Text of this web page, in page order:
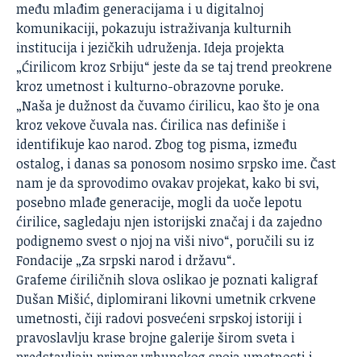
među mlađim generacijama i u digitalnoj
komunikaciji, pokazuju istraživanja kulturnih
institucija i jezičkih udruženja. Ideja projekta
„Ćirilicom kroz Srbiju“ jeste da se taj trend preokrene
kroz umetnost i kulturno-obrazovne poruke.
„Naša je dužnost da čuvamo ćirilicu, kao što je ona
kroz vekove čuvala nas. Ćirilica nas definiše i
identifikuje kao narod. Zbog tog pisma, između
ostalog, i danas sa ponosom nosimo srpsko ime. Čast
nam je da sprovodimo ovakav projekat, kako bi svi,
posebno mlađe generacije, mogli da uoče lepotu
ćirilice, sagledaju njen istorijski značaj i da zajedno
podignemo svest o njoj na viši nivo“, poručili su iz
Fondacije „Za srpski narod i državu“.
Grafeme ćiriličnih slova oslikao je poznati kaligraf
Dušan Mišić, diplomirani likovni umetnik crkvene
umetnosti, čiji radovi posvećeni srpskoj istoriji i
pravoslavlju krase brojne galerije širom sveta i